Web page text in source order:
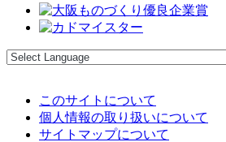
このサイトについて
個人情報の取り扱いについて
サイトマップについて